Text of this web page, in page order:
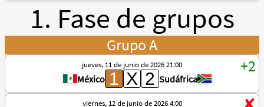
1. Fase de grupos
Grupo A
jueves, 11 de junio de 2026 21:00
México Sudáfrica
viernes, 12 de junio de 2026 4:00